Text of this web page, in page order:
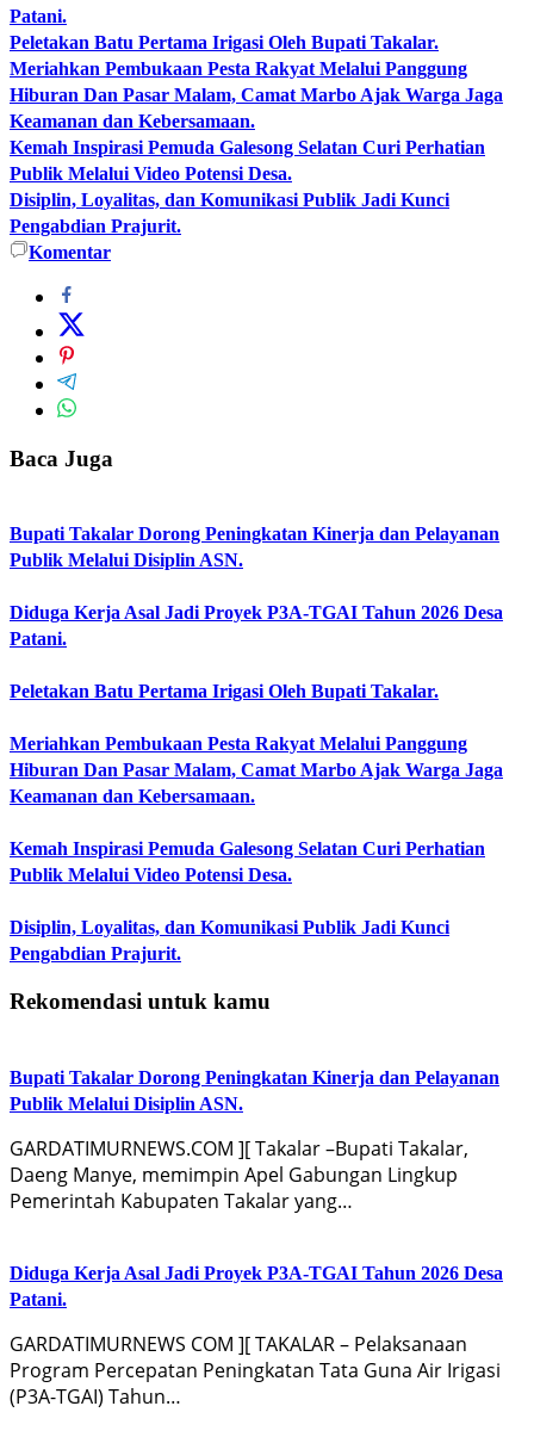
Patani.
Peletakan Batu Pertama Irigasi Oleh Bupati Takalar.
Meriahkan Pembukaan Pesta Rakyat Melalui Panggung
Hiburan Dan Pasar Malam, Camat Marbo Ajak Warga Jaga
Keamanan dan Kebersamaan.
Kemah Inspirasi Pemuda Galesong Selatan Curi Perhatian
Publik Melalui Video Potensi Desa.
Disiplin, Loyalitas, dan Komunikasi Publik Jadi Kunci
Pengabdian Prajurit.
Komentar
Baca Juga
Bupati Takalar Dorong Peningkatan Kinerja dan Pelayanan
Publik Melalui Disiplin ASN.
Diduga Kerja Asal Jadi Proyek P3A-TGAI Tahun 2026 Desa
Patani.
Peletakan Batu Pertama Irigasi Oleh Bupati Takalar.
Meriahkan Pembukaan Pesta Rakyat Melalui Panggung
Hiburan Dan Pasar Malam, Camat Marbo Ajak Warga Jaga
Keamanan dan Kebersamaan.
Kemah Inspirasi Pemuda Galesong Selatan Curi Perhatian
Publik Melalui Video Potensi Desa.
Disiplin, Loyalitas, dan Komunikasi Publik Jadi Kunci
Pengabdian Prajurit.
Rekomendasi untuk kamu
Bupati Takalar Dorong Peningkatan Kinerja dan Pelayanan
Publik Melalui Disiplin ASN.
GARDATIMURNEWS.COM ][ Takalar –Bupati Takalar,
Daeng Manye, memimpin Apel Gabungan Lingkup
Pemerintah Kabupaten Takalar yang…
Diduga Kerja Asal Jadi Proyek P3A-TGAI Tahun 2026 Desa
Patani.
GARDATIMURNEWS COM ][ TAKALAR – Pelaksanaan
Program Percepatan Peningkatan Tata Guna Air Irigasi
(P3A-TGAI) Tahun…